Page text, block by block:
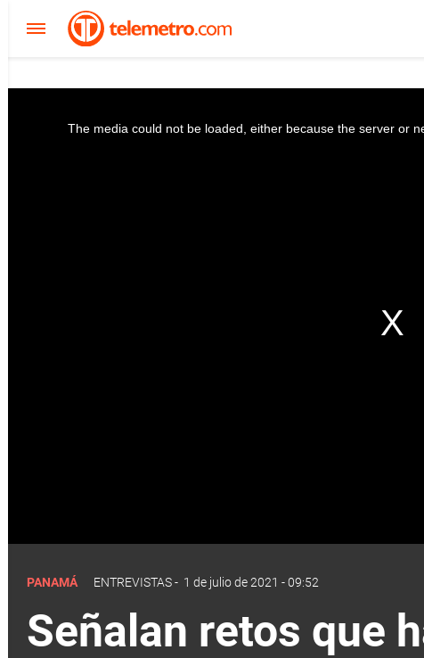
The media could not be loaded, either because the server or
PANAMÁ ENTREVISTAS- 1 de julio de 2021 - 09:52
Señalan retos que